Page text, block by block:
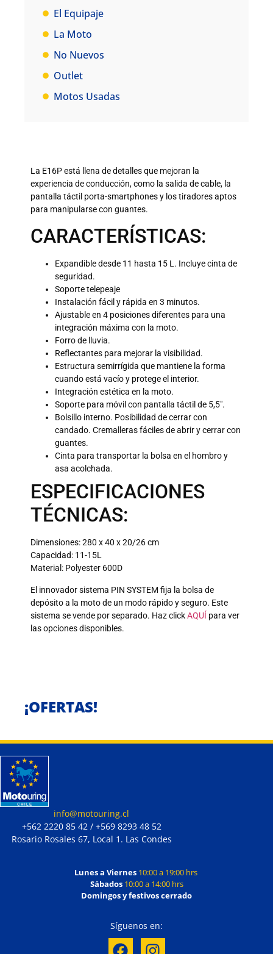
El Equipaje
La Moto
No Nuevos
Outlet
Motos Usadas
La E16P está llena de detalles que mejoran la
experiencia de conducción, como la salida de cable, la
pantalla táctil porta-smartphones y los tiradores aptos
para manipularse con guantes.
CARACTERÍSTICAS:
Expandible desde 11 hasta 15 L. Incluye cinta de
seguridad.
Soporte telepeaje
Instalación fácil y rápida en 3 minutos.
Ajustable en 4 posiciones diferentes para una
integración máxima con la moto.
Forro de lluvia.
Reflectantes para mejorar la visibilidad.
Estructura semirrígida que mantiene la forma
cuando está vacío y protege el interior.
Integración estética en la moto.
Soporte para móvil con pantalla táctil de 5,5″.
Bolsillo interno. Posibilidad de cerrar con
candado. Cremalleras fáciles de abrir y cerrar con
guantes.
Cinta para transportar la bolsa en el hombro y
asa acolchada.
ESPECIFICACIONES
TÉCNICAS:
Dimensiones: 280 x 40 x 20/26 cm
Capacidad: 11-15L
Material: Polyester 600D
El innovador sistema PIN SYSTEM fija la bolsa de
depósito a la moto de un modo rápido y seguro. Este
sistema se vende por separado. Haz clickAQUÍ para ver
las opciones disponibles.
¡OFERTAS!
info@motouring.cl
+562 2220 85 42 / +569 8293 48 52
Rosario Rosales 67, Local 1. Las Condes
Lunes a Viernes 10:00 a 19:00 hrs
Sábados 10:00 a 14:00 hrs
Domingos y festivos cerrado
Síguenos en: